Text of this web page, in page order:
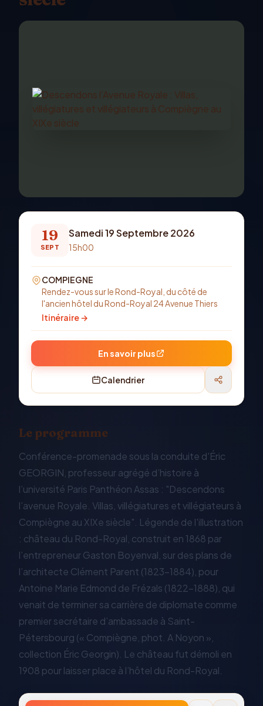
19
SEPT
Samedi 19 Septembre 2026
15h00
COMPIEGNE
Rendez-vous sur le Rond-Royal, du côté de
l'ancien hôtel du Rond-Royal 24 Avenue Thiers
Itinéraire →
En savoir plus
Calendrier
Le programme
Conférence-promenade sous la conduite d'Éric
GEORGIN, professeur agrégé d’histoire à
l’université Paris Panthéon Assas : "Descendons
l’avenue Royale. Villas, villégiatures et villégiateurs à
Compiègne au XIXe siècle". Légende de l'illustration
: château du Rond-Royal, construit en 1868 par
l’entrepreneur Gaston Boyenval, sur des plans de
l’architecte Clément Parent (1823-1884), pour
Antoine Marie Edmond de Frézals (1822-1888), qui
venait de terminer sa carrière de diplomate comme
premier secrétaire d’ambassade à Saint-
Pétersbourg (« Compiègne, phot. A Noyon »,
collection Éric Georgin). Le château fut démoli en
1908 pour laisser place à l’hôtel du Rond-Royal.